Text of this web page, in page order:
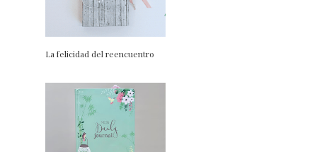
La felicidad del reencuentro